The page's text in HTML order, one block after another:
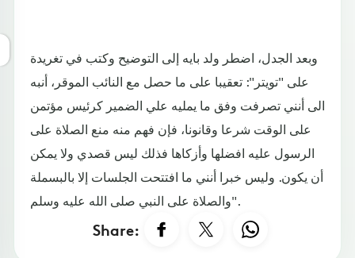
وبعد الجدل، اضطر ولد بايه إلى التوضيح وكتب في تغريدة
على "تويتر": تعقيبا على ما حصل مع النائب الموقر، أنبه
الى أنني تصرفت وفق ما يمليه علي الضمير كرئيس مؤتمن
على الوقت شرعا وقانونا، فإن فهم منه منع الصلاة على
الرسول عليه افضلها وأزكاها فذلك ليس قصدي ولا يمكن
أن يكون. وليس خبرا أنني ما افتتحت الجلسات إلا بالبسملة
والصلاة على النبي صلى الله عليه وسلم".
Share: